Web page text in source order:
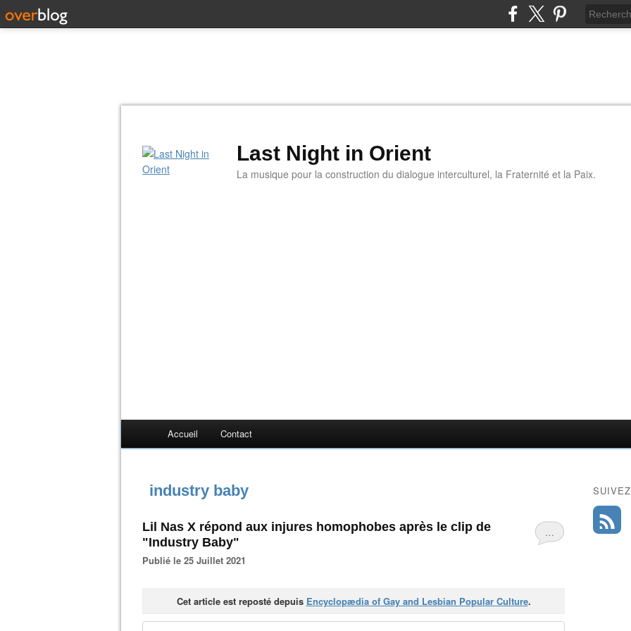
Last Night in Orient
La musique pour la construction du dialogue interculturel, la Fraternité et la Paix.
Accueil Contact
industry baby
…
Lil Nas X répond aux injures homophobes après le clip de
"Industry Baby"
Publié le 25 Juillet 2021
Cet article est reposté depuis Encyclopædia of Gay and Lesbian Popular Culture.